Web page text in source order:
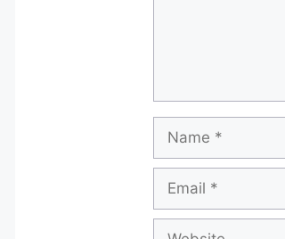
Name
Email
Website